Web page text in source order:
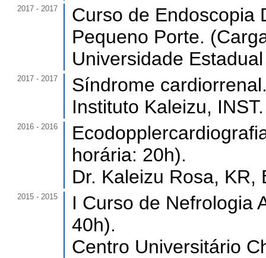
2017 - 2017
Curso de Endoscopia
Pequeno Porte.
Universidade
2017 - 2017
Síndrome
Instituto Kaleizu,
2016 - 2016
horária: 20h).
Dr. Kaleizu Rosa, KR,
2015 - 2015
I Curso de Nefrologia
40h).
Centro Universitário